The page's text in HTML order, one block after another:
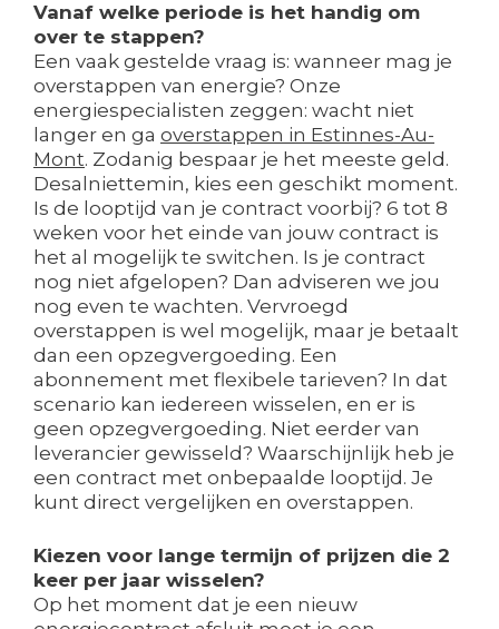
Vanaf welke periode is het handig om
over te stappen?
Een vaak gestelde vraag is: wanneer mag je
overstappen van energie? Onze
energiespecialisten zeggen: wacht niet
langer en ga overstappen in Estinnes-Au-
Mont. Zodanig bespaar je het meeste geld.
Desalniettemin, kies een geschikt moment.
Is de looptijd van je contract voorbij? 6 tot 8
weken voor het einde van jouw contract is
het al mogelijk te switchen. Is je contract
nog niet afgelopen? Dan adviseren we jou
nog even te wachten. Vervroegd
overstappen is wel mogelijk, maar je betaalt
dan een opzegvergoeding. Een
abonnement met flexibele tarieven? In dat
scenario kan iedereen wisselen, en er is
geen opzegvergoeding. Niet eerder van
leverancier gewisseld? Waarschijnlijk heb je
een contract met onbepaalde looptijd. Je
kunt direct vergelijken en overstappen.
Kiezen voor lange termijn of prijzen die 2
keer per jaar wisselen?
Op het moment dat je een nieuw